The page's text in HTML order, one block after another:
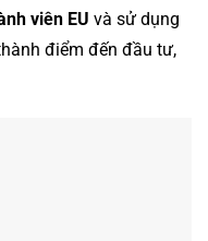
viên EU và sử dụng
điểm đến đầu tư,